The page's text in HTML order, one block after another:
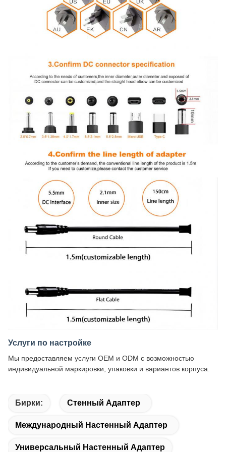
Услуги по настройке
Мы предоставляем услуги OEM и ODM с возможностью
индивидуальной маркировки, упаковки и вариантов корпуса.
Бирки: Стенный Адаптер
Международный Настенный Адаптер
Универсальный Настенный Адаптер